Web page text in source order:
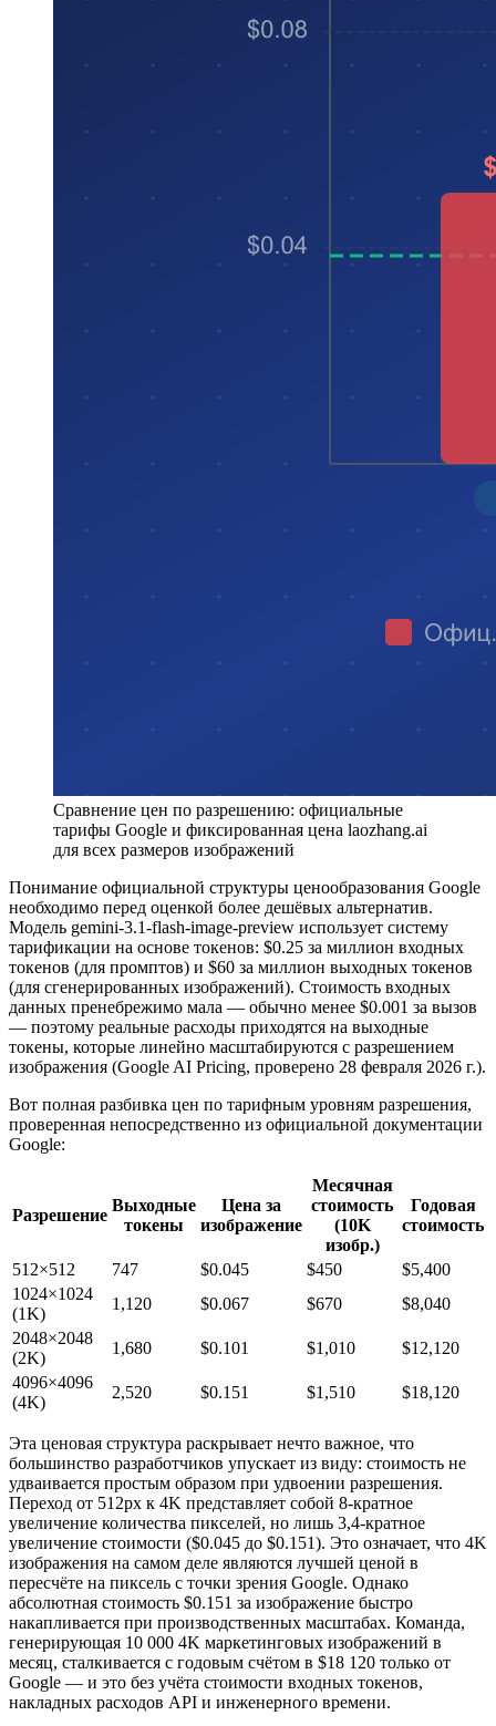
Сравнение цен по разрешению: официальные
тарифы Google и фиксированная цена laozhang.ai
для всех размеров изображений
Понимание официальной структуры ценообразования Google
необходимо перед оценкой более дешёвых альтернатив.
Модель gemini-3.1-flash-image-preview использует систему
тарификации на основе токенов: $0.25 за миллион входных
токенов (для промптов) и $60 за миллион выходных токенов
(для сгенерированных изображений). Стоимость входных
данных пренебрежимо мала — обычно менее $0.001 за вызов
— поэтому реальные расходы приходятся на выходные
токены, которые линейно масштабируются с разрешением
изображения (Google AI Pricing, проверено 28 февраля 2026 г.).
Вот полная разбивка цен по тарифным уровням разрешения,
проверенная непосредственно из официальной документации
Google:
Разрешение
Выходные
токены
Цена за
изображение
Месячная
стоимость
(10K
изобр.)
Годовая
стоимость
512×512 747 $0.045 $450
$5,400
1024×1024
(1K)
1,120 $0.067 $670
$8,040
2048×2048
(2K)
1,680 $0.101 $1,010
$12,120
4096×4096
(4K)
2,520 $0.151 $1,510 $18,120
Эта ценовая структура раскрывает нечто важное, что
большинство разработчиков упускает из виду: стоимость не
удваивается простым образом при удвоении разрешения.
Переход от 512px к 4K представляет собой 8-кратное
увеличение количества пикселей, но лишь 3,4-кратное
увеличение стоимости ($0.045 до $0.151). Это означает, что 4K
изображения на самом деле являются лучшей ценой в
пересчёте на пиксель с точки зрения Google. Однако
абсолютная стоимость $0.151 за изображение быстро
накапливается при производственных масштабах. Команда,
генерирующая 10 000 4K маркетинговых изображений в
месяц, сталкивается с годовым счётом в $18 120 только от
Google — и это без учёта стоимости входных токенов,
накладных расходов API и инженерного времени.